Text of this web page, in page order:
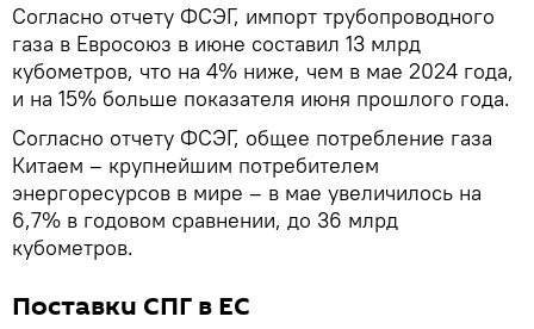
Согласно отчету ФСЭГ, импорт трубопроводного
газа в Евросоюз в июне составил 13 млрд
кубометров, что на 4% ниже, чем в мае 2024 года,
и на 15% больше показателя июня прошлого года.
Согласно отчету ФСЭГ, общее потребление газа
Китаем – крупнейшим потребителем
энергоресурсов в мире – в мае увеличилось на
6,7% в годовом сравнении, до 36 млрд
кубометров.
Поставки СПГ в ЕС